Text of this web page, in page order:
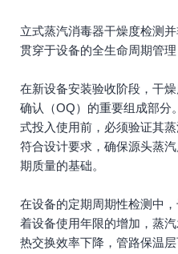
立式蒸汽消毒器干燥度检测
贯穿于设备的全生命周期管理
在新设备安装验收阶段，干
确认（OQ）的重要组成部分
式投入使用前，必须验证其
符合设计要求，确保源头蒸
期质量的基础。
在设备的定期周期性检测中
着设备使用年限的增加，蒸
热交换效率下降，管路保温